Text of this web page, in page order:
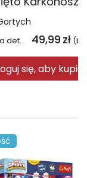
det. 49,99 zł
się, aby kupić